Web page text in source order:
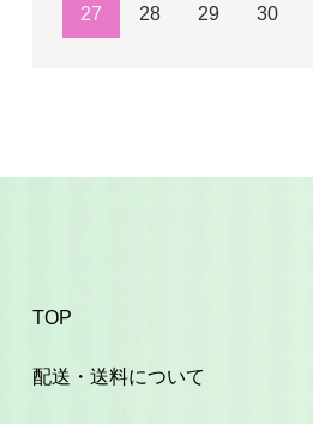
27 28 29 30
TOP
配送・送料について